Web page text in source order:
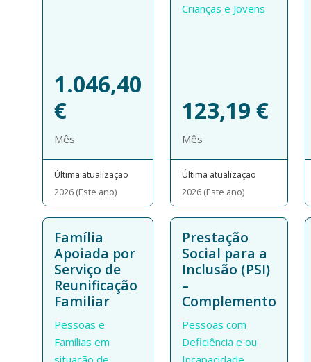
1.046,40
€
Mês
Última atualização
2026 (Este ano)
Crianças e Jovens
123,19 €
Mês
Última atualização
2026 (Este ano)
Família
Apoiada por
Serviço de
Reunificação
Familiar
Pessoas e
Famílias em
situação de
Prestação
Social para a
Inclusão (PSI)
–
Complemento
Pessoas com
Deficiência e ou
Incapacidade